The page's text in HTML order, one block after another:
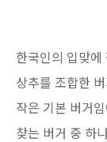
한국인의 입맞
상추를 조합한
작은 기본 버거
찾는 버거 중 하